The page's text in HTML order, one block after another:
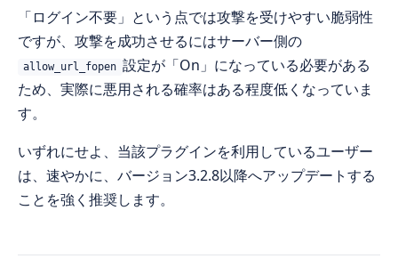
「ログイン不要」という点では攻撃を受けやすい脆弱性
ですが、攻撃を成功させるにはサーバー側の
allow_url_fopen 設定が「On」になっている必要がある
ため、実際に悪用される確率はある程度低くなっていま
す。
いずれにせよ、当該プラグインを利用しているユーザー
は、速やかに、バージョン3.2.8以降へアップデートする
ことを強く推奨します。